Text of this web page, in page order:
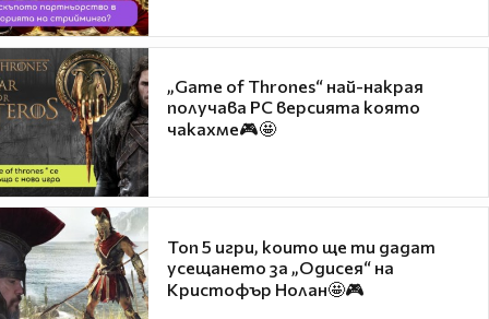
„Game of Thrones“ най-накрая
получава PC версията която
чакахме🎮🤩
Топ 5 игри, които ще ти дадат
усещането за „Одисея“ на
Кристофър Нолан🤩🎮